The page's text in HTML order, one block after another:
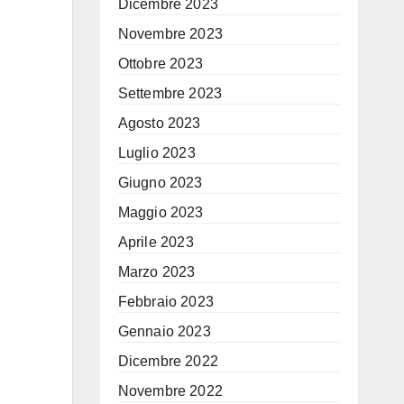
Dicembre 2023
Novembre 2023
Ottobre 2023
Settembre 2023
Agosto 2023
Luglio 2023
Giugno 2023
Maggio 2023
Aprile 2023
Marzo 2023
Febbraio 2023
Gennaio 2023
Dicembre 2022
Novembre 2022